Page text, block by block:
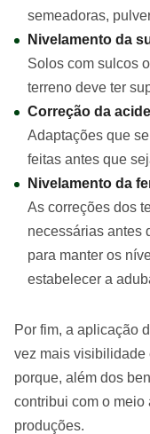
semeadoras,
Nivelamento da
Solos com sulcos
terreno deve ter
Correção da
Adaptações que
feitas antes que
Nivelamento da
As correções dos
necessárias antes
para manter os
estabelecer a
Por fim, a aplicação
vez mais visibilidade
porque, além dos
contribui com o meio
produções.